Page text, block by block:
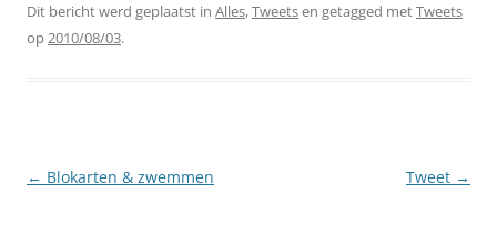
Dit bericht werd geplaatst in Alles,Tweetsen getagged metTweets
op2010/08/03.
Berichtnavigatie
← Blokarten & zwemmen Tweet →